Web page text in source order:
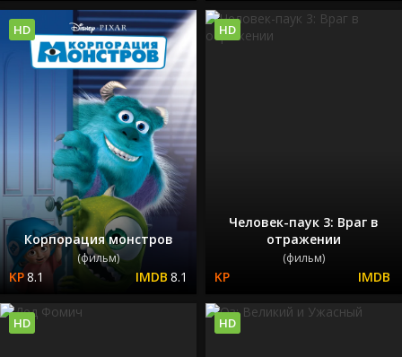
Корпорация монстров
(фильм)
8.1 8.1
HD
Человек-паук 3: Враг в
отражении
(фильм)
HD
HD HD